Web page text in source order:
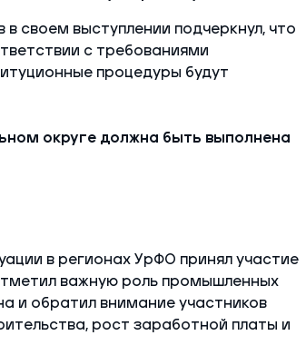
своем выступлении подчеркнул, что
с требованиями
процедуры будут
округе должна быть выполнена
в регионах УрФО принял участие
важную роль промышленных
и обратил внимание участников
рост заработной платы и